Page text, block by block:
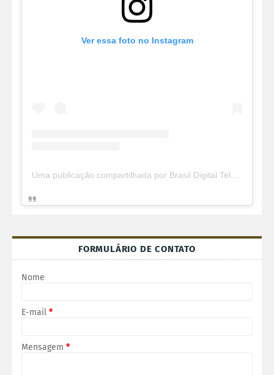
Ver essa foto no Instagram
Uma publicação compartilhada por Brasil Digital Telecom (@brasildigitaltelecom)
FORMULÁRIO DE CONTATO
Nome
E-mail *
Mensagem *